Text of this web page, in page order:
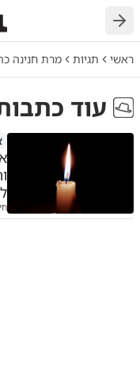
חזרה
ראשי תגיות מרת חנינה
עוד